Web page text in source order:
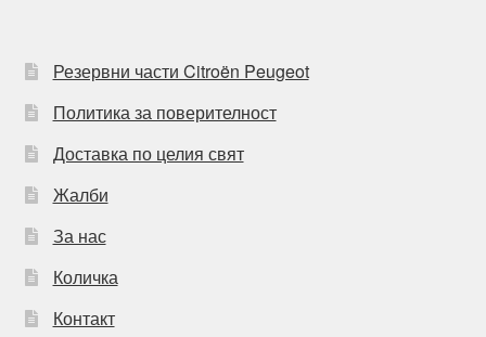
Резервни части Citroën Peugeot
Политика за поверителност
Доставка по целия свят
Жалби
За нас
Количка
Контакт